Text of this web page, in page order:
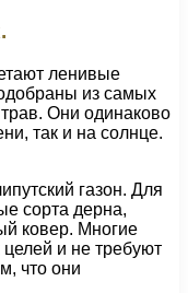
ленивые
из самых
Они одинаково
так и на солнце.
газон. Для
сорта дерна,
ковер. Многие
и не требуют
что они